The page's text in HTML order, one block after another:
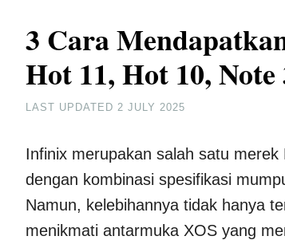
3 Cara
Hot 11, Hot 10,
LAST UPDATED 2 JULY 2025
Infinix merupakan salah satu
dengan kombinasi spesifikasi
Namun, kelebihannya tidak hanya
menikmati antarmuka XOS yang